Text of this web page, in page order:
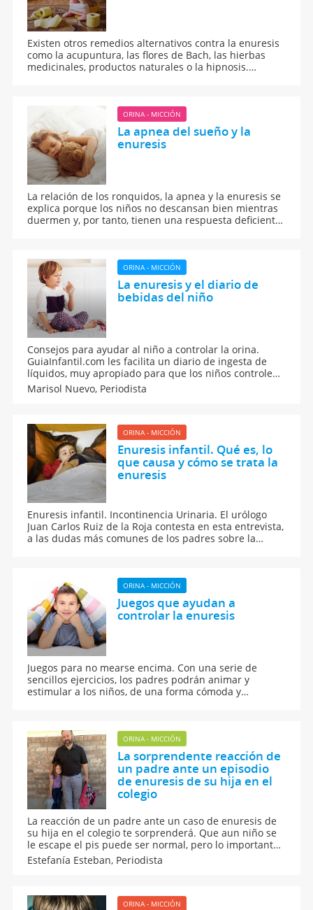
Existen otros remedios alternativos contra la enuresis
como la acupuntura, las flores de Bach, las hierbas
medicinales, productos naturales o la hipnosis.
ORINA - MICCIÓN
La apnea del sueño y la
enuresis
La relación de los ronquidos, la apnea y la enuresis se
explica porque los niños no descansan bien mientras
duermen y, por tanto, tienen una respuesta deficiente
ORINA - MICCIÓN
La enuresis y el diario de
bebidas del niño
Consejos para ayudar al niño a controlar la orina.
GuiaInfantil.com les facilita un diario de ingesta de
líquidos, muy apropiado para que los niños controlen
la cantidad de líquidos que ingieren. Con este diario,
el médico del niño podrá orientarse mejor y ayudar al
Marisol Nuevo, Periodista
ORINA - MICCIÓN
Enuresis infantil. Qué es, lo
que causa y cómo se trata la
enuresis
Enuresis infantil. Incontinencia Urinaria. El urólogo
Juan Carlos Ruiz de la Roja contesta en esta entrevista,
a las dudas más comunes de los padres sobre la
ORINA - MICCIÓN
Juegos que ayudan a
controlar la enuresis
Juegos para no mearse encima. Con una serie de
sencillos ejercicios, los padres podrán animar y
estimular a los niños, de una forma cómoda y
ORINA - MICCIÓN
La sorprendente reacción de
un padre ante un episodio
de enuresis de su hija en el
colegio
La reacción de un padre ante un caso de enuresis de
su hija en el colegio te sorprenderá. Que aun niño se
le escape el pis puede ser normal, pero lo importante
es no perder los nervios si lo hace delante del resto de
niños.
Estefanía Esteban, Periodista
ORINA - MICCIÓN